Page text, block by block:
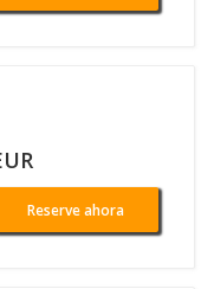
Reserve ahora